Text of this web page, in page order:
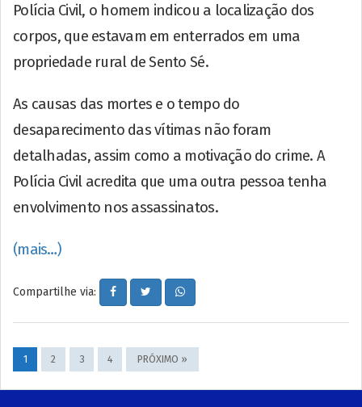
Polícia Civil, o homem indicou a localização dos
corpos, que estavam em enterrados em uma
propriedade rural de Sento Sé.
As causas das mortes e o tempo do
desaparecimento das vítimas não foram
detalhadas, assim como a motivação do crime. A
Polícia Civil acredita que uma outra pessoa tenha
envolvimento nos assassinatos.
(mais…)
Compartilhe via:
1 2 3 4 PRÓXIMO »